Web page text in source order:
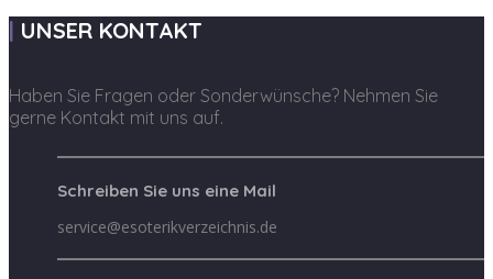
UNSER KONTAKT
Haben Sie Fragen oder Sonderwünsche? Nehmen Sie
gerne Kontakt mit uns auf.
Schreiben Sie uns eine Mail
service@esoterikverzeichnis.de